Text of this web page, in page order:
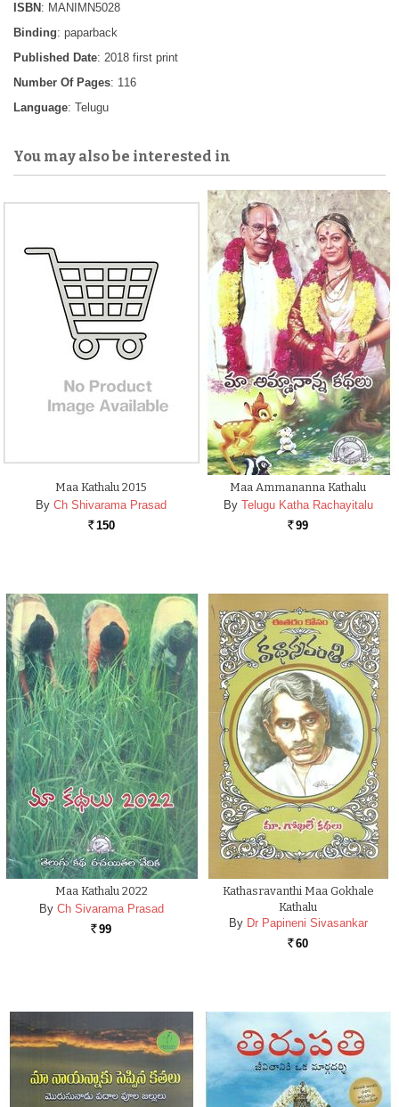
ISBN : MANIMN5028
Binding: paparback
Published Date: 2018 first print
Number Of Pages: 116
Language: Telugu
You may also be interested in
Maa Kathalu 2015
By Ch Shivarama Prasad
Rs. 150
Maa Ammananna Kathalu
By Telugu Katha Rachayitalu
Rs. 99
Maa Kathalu 2022
By Ch Sivarama Prasad
Rs. 99
Kathasravanthi Maa Gokhale
Kathalu
By Dr Papineni Sivasankar
Rs. 60